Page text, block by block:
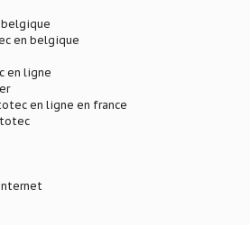
en belgique
en ligne
en ligne en france